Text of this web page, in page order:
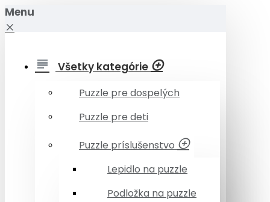
Menu
Všetky kategórie
Puzzle pre dospelých
Puzzle pre deti
Puzzle príslušenstvo
Lepidlo na puzzle
Podložka na puzzle